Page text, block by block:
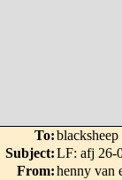
To:blacksheep
Subject:LF: afj 26-
From:henny van